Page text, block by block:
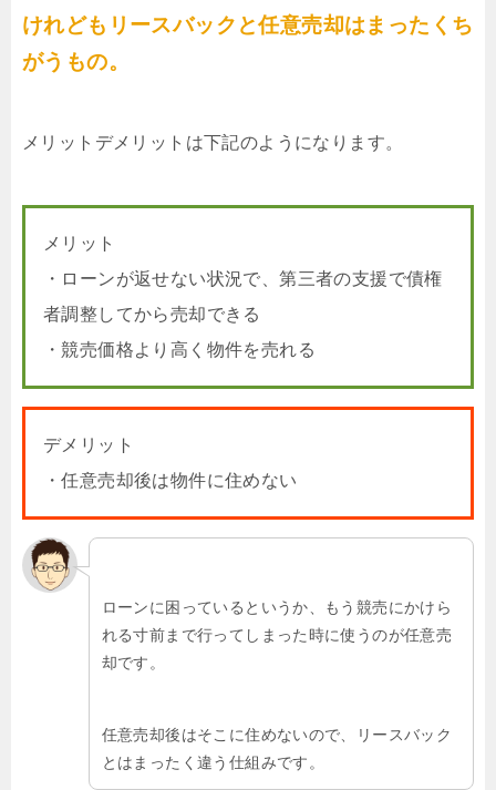
けれどもリースバックと任意売却はまったくち
がうもの。
メリットデメリットは下記のようになります。
メリット
・ローンが返せない状況で、第三者の支援で債権
者調整してから売却できる
・競売価格より高く物件を売れる
デメリット
・任意売却後は物件に住めない
ローンに困っているというか、もう競売にかけら
れる寸前まで行ってしまった時に使うのが任意売
却です。
任意売却後はそこに住めないので、リースバック
とはまったく違う仕組みです。